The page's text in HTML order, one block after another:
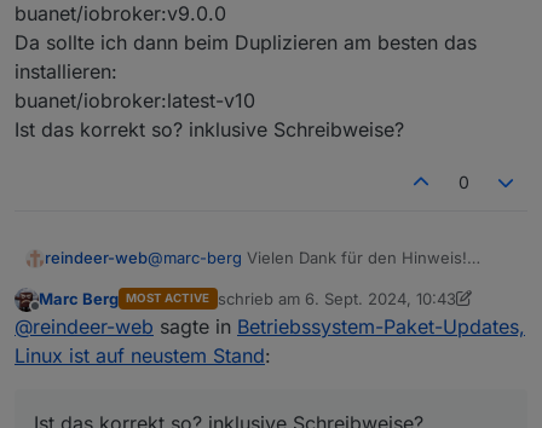
Siehehttps://docs.buanet.de/de/iobroker-docker-
image/docs/#benutze-maintenance-script
Dabei werden aber nicht die Betriebssystem-
Paket-Updates installiert.
Da werde ich wohl warten müssen, bis es ein
Warten? Das letzte Update gab's gestern. Nicht
buanet/iobroker:v9.0.0
Da sollte ich dann beim Duplizieren am besten das
installieren:
buanet/iobroker:latest-v10
Ist das korrekt so? inklusive Schreibweise?
0
reindeer-web@marc-berg Vielen Dank für den Hinweis!
dieses image installiert hatte:
buanet/iobroker:v9.0.0
Da sollte ich dann beim Duplizieren am besten
Ist das korrekt so? inklusive Schreibweise?
Offline
Marc Berg MOST ACTIVE schrieb am 6. Sept. 2024, 10:43
zuletzt editiert von Marc Berg9. Juni
@reindeer-web sagte in Betriebssystem-Paket-Updates,
Linux ist auf neustem Stand:
Ist das korrekt so? inklusive Schreibweise?